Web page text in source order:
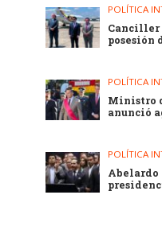
POLÍTICA
Canciller
posesión
POLÍTICA
Ministro
anunció
POLÍTICA
Abelardo